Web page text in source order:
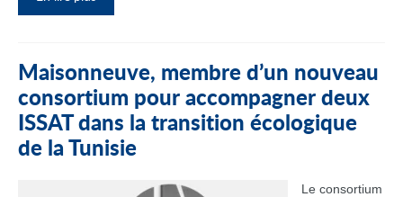
Maisonneuve, membre d’un nouveau
consortium pour accompagner deux
ISSAT dans la transition écologique
de la Tunisie
Le consortium